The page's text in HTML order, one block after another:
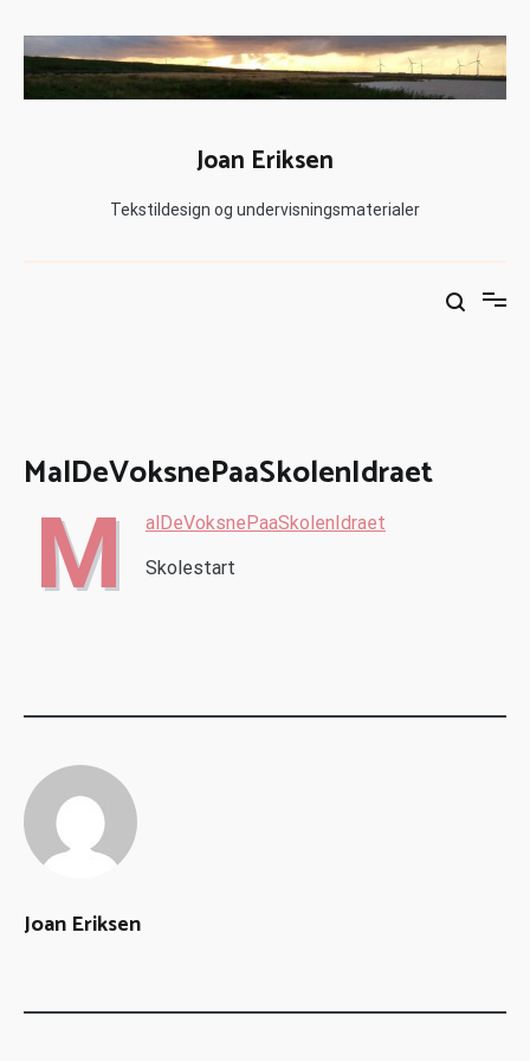
Joan Eriksen
Tekstildesign og undervisningsmaterialer
MalDeVoksnePaaSkolenIdraet
M
alDeVoksnePaaSkolenIdraet
Skolestart
Joan Eriksen